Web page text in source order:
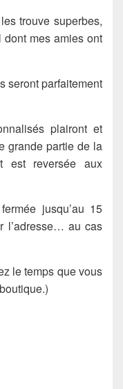
trouve superbes,
dont mes amies ont
seront parfaitement
plairont et
grande partie de la
est reversée aux
jusqu’au 15
l’adresse… au cas
le temps que vous